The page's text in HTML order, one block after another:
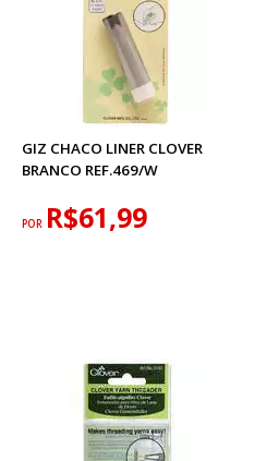
GIZ CHACO LINER CLOVER
BRANCO REF.469/W
POR R$61,99